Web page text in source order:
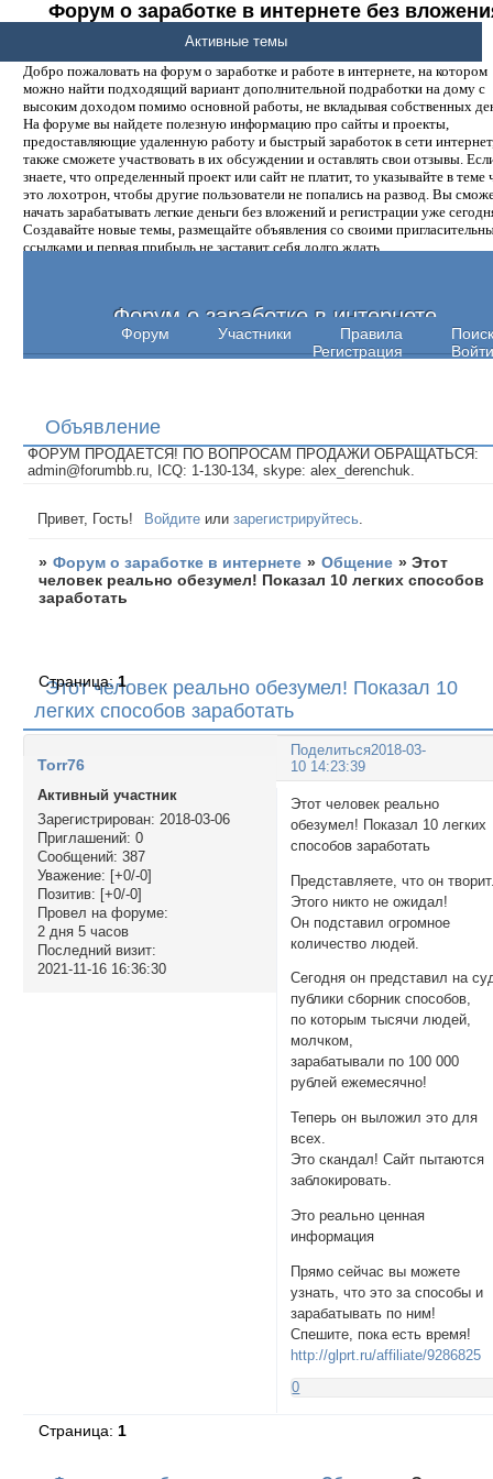
Форум о заработке в интернете без
денег.
Добро пожаловать на форум о заработке и работе в интернете, на котором
можно найти подходящий вариант дополнительной подработки на дому с
высоким доходом помимо основной работы, не вкладывая собственных
На форуме вы найдете полезную информацию про сайты и проекты,
предоставляющие удаленную работу и быстрый заработок в сети
также сможете участвовать в их обсуждении и оставлять свои отзывы.
знаете, что определенный проект или сайт не платит, то указывайте в теме
это лохотрон, чтобы другие пользователи не попались на развод. Вы
начать зарабатывать легкие деньги без вложений и регистрации уже
Создавайте новые темы, размещайте объявления со своими
ссылками и первая прибыль не заставит себя долго ждать.
Форум о заработке в интернете
Форум Участники Правила
Поиск
Регистрация
Войти
Активные темы
Объявление
ФОРУМ ПРОДАЕТСЯ! ПО ВОПРОСАМ ПРОДАЖИ ОБРАЩАТЬСЯ:
admin@forumbb.ru, ICQ: 1-130-134, skype: alex_derenchuk.
Привет, Гость! Войдите илизарегистрируйтесь
» Форум о заработке в интернете » Общение »Этот
человек реально обезумел! Показал 10 легких способов
заработать
Этот человек реально обезумел! Показал 10
легких способов заработать
Страница:1
Поделиться2018-03-
10 14:23:39
Torr76
Активный участник
Зарегистрирован: 2018-03-06
Приглашений: 0
Сообщений: 387
Уважение: [+0/-0]
Позитив: [+0/-0]
Провел на форуме:
2 дня 5 часов
Последний визит:
2021-11-16 16:36:30
Этот человек реально
обезумел! Показал 10 легких
способов заработать
Представляете, что он
Этого никто не ожидал!
Он подставил огромное
количество людей.
Сегодня он представил на
публики сборник способов,
по которым тысячи людей,
молчком,
зарабатывали по 100 000
рублей ежемесячно!
Теперь он выложил это для
всех.
Это скандал! Сайт пытаются
заблокировать.
Это реально ценная
информация
Прямо сейчас вы можете
узнать, что это за способы и
зарабатывать по ним!
Спешите, пока есть время!
http://glprt.ru/affiliate/9286825
0
Страница: 1